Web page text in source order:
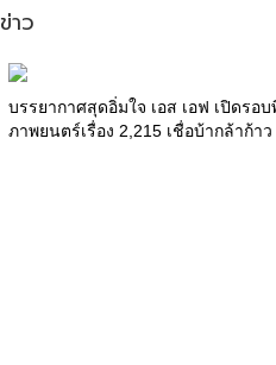
ข่าว
บรรยากาศสุดอิ่มใจ เอส เอฟ เปิดรอ
ภาพยนตร์เรื่อง 2,215 เชื่อบ้ากล้าก้าว